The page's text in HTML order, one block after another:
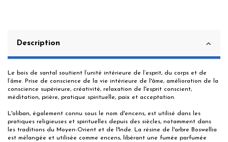
Description
Le bois de santal soutient l’unité intérieure de l’esprit, du corps et de
l’âme. Prise de conscience de la vie intérieure de l'âme, amélioration de la
conscience supérieure, créativité, relaxation de l'esprit conscient,
méditation, prière, pratique spirituelle, paix et acceptation.
L'oliban, également connu sous le nom d'encens, est utilisé dans les
pratiques religieuses et spirituelles depuis des siècles, notamment dans
les traditions du Moyen-Orient et de l'Inde. La résine de l'arbre Boswellia
est mélangée et utilisée comme encens, libérant une fumée parfumée